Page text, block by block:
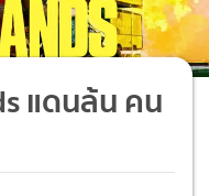
แดนล้น คน